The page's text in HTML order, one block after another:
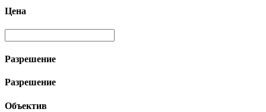
Цена
Разрешение
Разрешение
Объектив